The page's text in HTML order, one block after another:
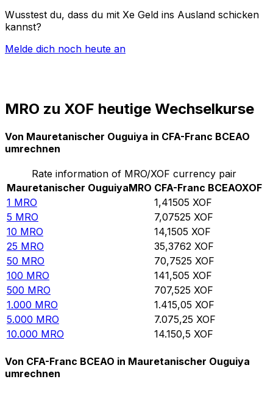
Wusstest du, dass du mit Xe Geld ins Ausland schicken
kannst?
Melde dich noch heute an
MRO zu XOF heutige Wechselkurse
Von Mauretanischer Ouguiya in CFA-Franc BCEAO
umrechnen
Rate information of MRO/XOF currency pair
Mauretanischer OuguiyaMRO CFA-Franc BCEAOXOF
1 MRO 1,41505 XOF
5 MRO 7,07525 XOF
10 MRO 14,1505 XOF
25 MRO 35,3762 XOF
50 MRO 70,7525 XOF
100 MRO 141,505 XOF
500 MRO 707,525 XOF
1.000 MRO 1.415,05 XOF
5.000 MRO 7.075,25 XOF
10.000 MRO 14.150,5 XOF
Von CFA-Franc BCEAO in Mauretanischer Ouguiya
umrechnen